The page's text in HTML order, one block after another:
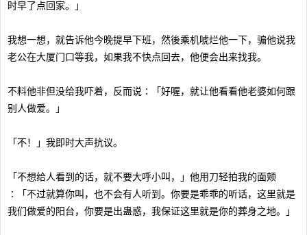
时早了点回家。」
我想一想，就告诉他今晚提早下班，然後乘机唬烂他一下，骗他说我
老公在大厦门口等我，如果我不快点回去，他便会出来找我。
不料他非但没给我吓着，反而说∶「好喔，就让他看看他老婆如何跟
别人做爱。」
「不！」我即时大声抗议。
「不想给人看到的话，就不要大呼小叫，」他用刀轻拍我的面颊
∶「不过就算你叫，也不会有人听到。你要是乖乖的听话，这里就是
我们做爱的阳台，你要是出蛊惑，我保证这里就是你的葬身之地。」